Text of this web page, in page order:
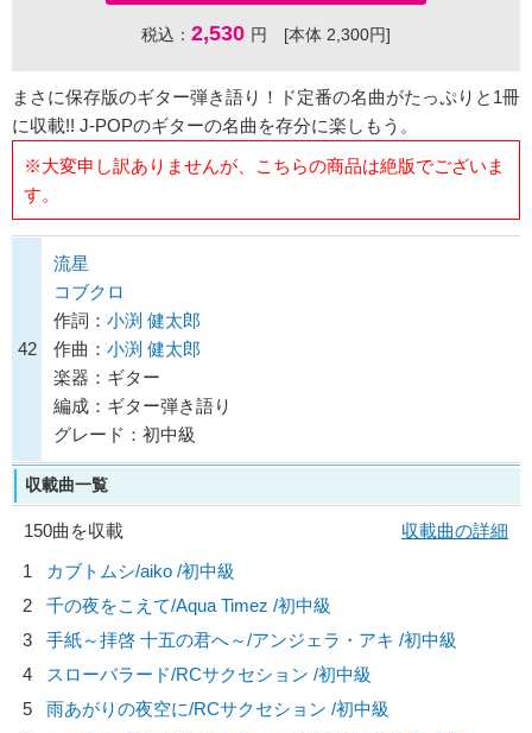
税込： 2,530 円 [本体 2,300円]
まさに保存版のギター弾き語り！ド定番の名曲がたっぷりと1冊
に収載!! J-POPのギターの名曲を存分に楽しもう。
※大変申し訳ありませんが、こちらの商品は絶版でございま
す。
42
流星
コブクロ
作詞： 小渕 健太郎
作曲： 小渕 健太郎
楽器：ギター
編成：ギター弾き語り
グレード：初中級
収載曲一覧
150曲を収載
収載曲の詳細
1
カブトムシ/aiko /初中級
2
千の夜をこえて/Aqua Timez /初中級
3
手紙～拝啓 十五の君へ～/アンジェラ・アキ /初中級
4
スローバラード/RCサクセション /初中級
5
雨あがりの夜空に/RCサクセション /初中級